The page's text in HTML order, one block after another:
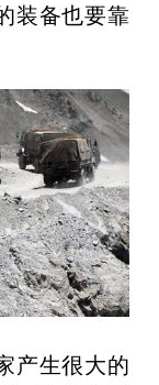
装备也要靠
产生很大的